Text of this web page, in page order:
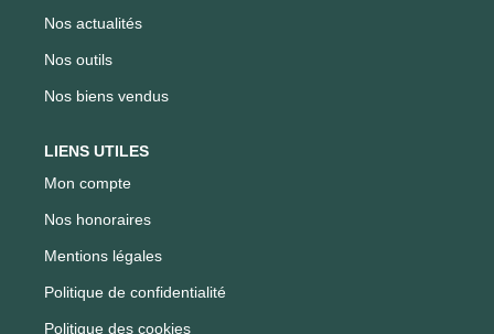
Nos actualités
Nos outils
Nos biens vendus
LIENS UTILES
Mon compte
Nos honoraires
Mentions légales
Politique de confidentialité
Politique des cookies